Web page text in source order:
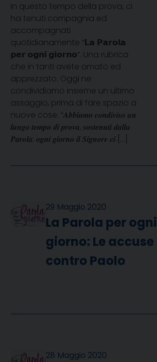
In questo tempo della prova, ci
ha tenuti compagnia ed
accompagnati
quotidianamente “𝗟𝗮 𝗣𝗮𝗿𝗼𝗹𝗮
𝗽𝗲𝗿 𝗼𝗴𝗻𝗶 𝗴𝗶𝗼𝗿𝗻𝗼”. Una rubrica
che in tanti avete amato ed
apprezzato. Oggi ne
condividiamo insieme un ultimo
assaggio, prima di fare spazio a
nuove cose. “𝑨𝒃𝒃𝒊𝒂𝒎𝒐 𝒄𝒐𝒏𝒅𝒊𝒗𝒊𝒔𝒐 𝒖𝒏
𝒍𝒖𝒏𝒈𝒐 𝒕𝒆𝒎𝒑𝒐 𝒅𝒊 𝒑𝒓𝒐𝒗𝒂, 𝒔𝒐𝒔𝒕𝒆𝒏𝒖𝒕𝒊 𝒅𝒂𝒍𝒍𝒂
𝑷𝒂𝒓𝒐𝒍𝒂: 𝒐𝒈𝒏𝒊 𝒈𝒊𝒐𝒓𝒏𝒐 𝒊𝒍 𝑺𝒊𝒈𝒏𝒐𝒓𝒆 𝒄𝒊 […]
29 Maggio 2020
La Parola per ogni
giorno: Le accuse
contro Paolo
28 Maggio 2020